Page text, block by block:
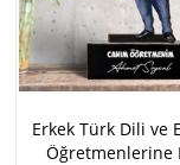
Erkek Türk Dili ve
Öğretmenlerine